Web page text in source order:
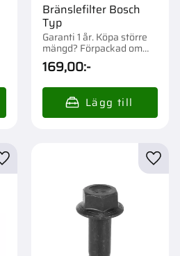
Bränslefilter Bosch
Typ
Garanti 1 år. Köpa större
mängd? Förpackad om
1/42 st.
169,00:-
Lägg till i favoriter